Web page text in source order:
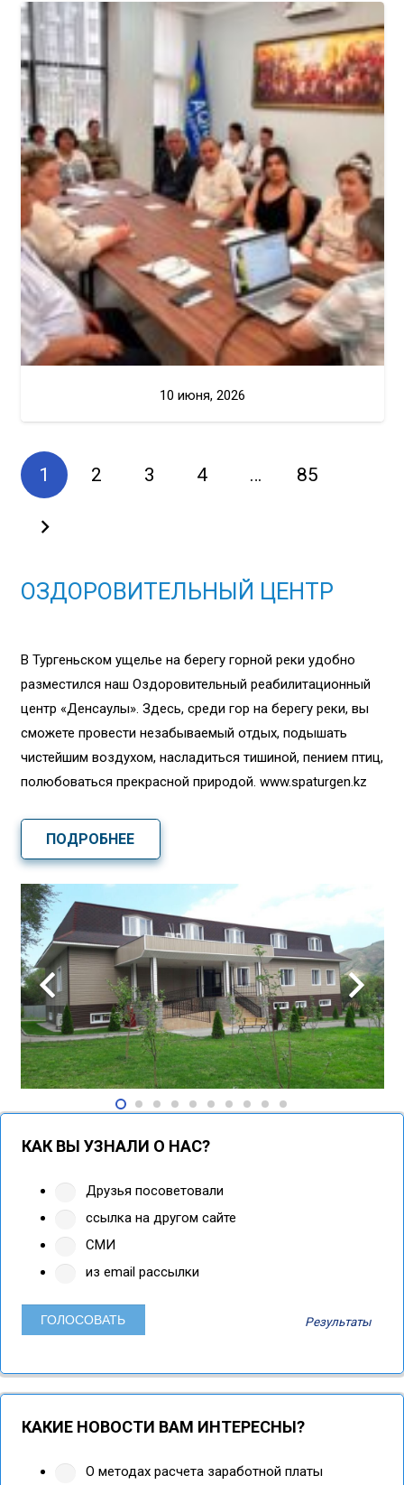
10 июня, 2026
1 2 3 4 … 85
ОЗДОРОВИТЕЛЬНЫЙ ЦЕНТР
В Тургеньском ущелье на берегу горной реки удобно
разместился наш Оздоровительный реабилитационный
центр «Денсаулық». Здесь, среди гор на берегу реки, вы
сможете провести незабываемый отдых, подышать
чистейшим воздухом, насладиться тишиной, пением птиц,
полюбоваться прекрасной природой. www.spaturgen.kz
ПОДРОБНЕЕ
КАК ВЫ УЗНАЛИ О НАС?
Друзья посоветовали
ссылка на другом сайте
СМИ
из email рассылки
Результаты
КАКИЕ НОВОСТИ ВАМ ИНТЕРЕСНЫ?
О методах расчета заработной платы